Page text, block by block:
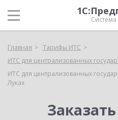
Главная
Тарифы ИТС
ИТС для централизованных
ИТС для централизованных
Луках